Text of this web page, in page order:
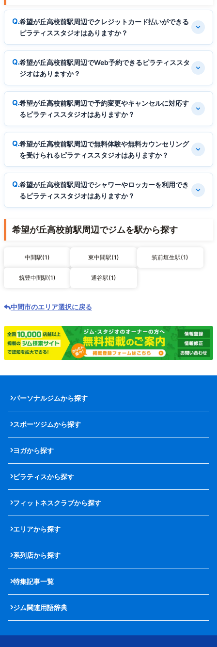
希望が丘高校前駅周辺でクレジットカード払いができる
ピラティススタジオはありますか？
希望が丘高校前駅周辺でWeb予約できるピラティススタ
ジオはありますか？
希望が丘高校前駅周辺で予約変更やキャンセルに対応す
るピラティススタジオはありますか？
希望が丘高校前駅周辺で無料体験や無料カウンセリング
を受けられるピラティススタジオはありますか？
希望が丘高校前駅周辺でシャワーやロッカーを利用でき
るピラティススタジオはありますか？
希望が丘高校前駅周辺でジムを駅から探す
中間駅(1) 東中間駅(1) 筑前垣生駅(1)
筑豊中間駅(1) 通谷駅(1)
中間市のエリア選択に戻る
パーソナルジムから探す
スポーツジムから探す
ヨガから探す
ピラティスから探す
フィットネスクラブから探す
エリアから探す
系列店から探す
特集記事一覧
ジム関連用語辞典